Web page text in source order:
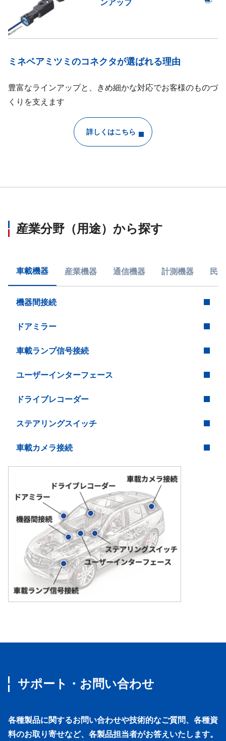
ンアップ
ミネベアミツミのコネクタが選ばれる理由
豊富なラインアップと、きめ細かな対応でお客様のものづ
くりを支えます
詳しくはこちら
産業分野（用途）から探す
車載機器 産業機器 通信機器 計測機器 民
機器間接続
ドアミラー
車載ランプ信号接続
ユーザーインターフェース
ドライブレコーダー
ステアリングスイッチ
車載カメラ接続
サポート・お問い合わせ
各種製品に関するお問い合わせや技術的なご質問、各種資
料のお取り寄せなど、各製品担当者がお答えいたします。